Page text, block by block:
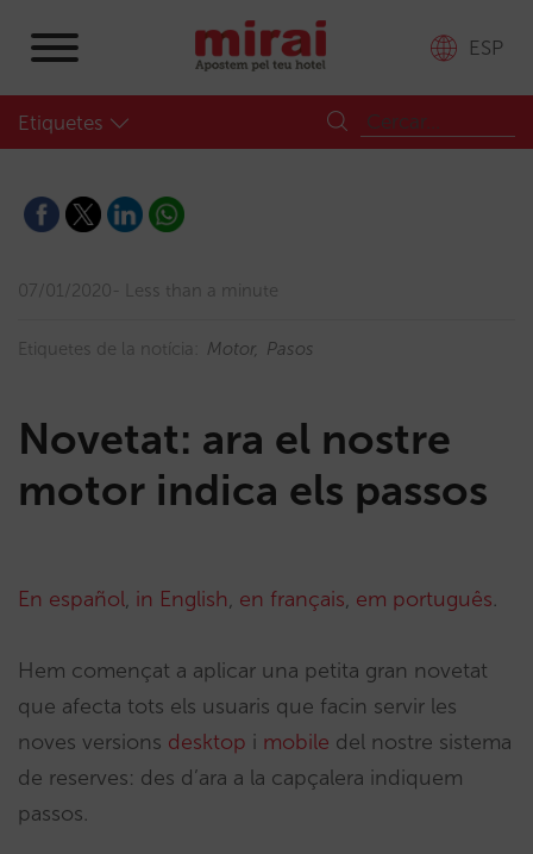
ESP
Etiquetes
07/01/2020 Less than a minute
Etiquetes de la notícia: Motor Pasos
Novetat: ara el nostre
motor indica els passos
En español, in English, en français, em português.
Hem començat a aplicar una petita gran novetat
que afecta tots els usuaris que facin servir les
noves versions desktop i mobile del nostre sistema
de reserves: des d’ara a la capçalera indiquem
passos.